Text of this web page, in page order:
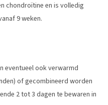
chondroïtine en is volledig
9 weken.
eventueel ook verwarmd
of gecombineerd worden
2 tot 3 dagen te bewaren in